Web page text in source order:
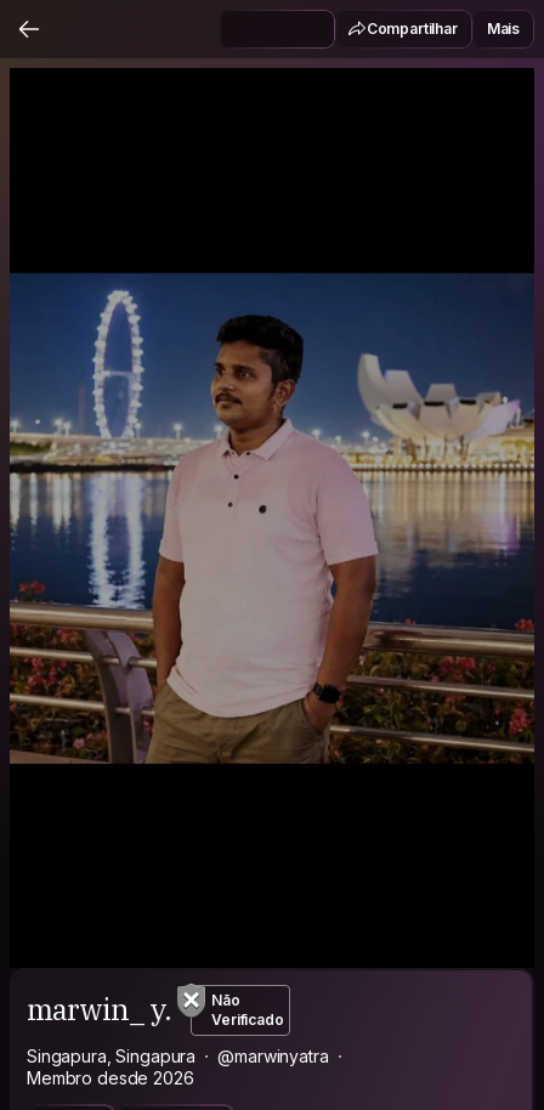
Compartilhar Mais
marwin_ y.
Não
Verificado
Singapura, Singapura
@marwinyatra
Membro desde 2026